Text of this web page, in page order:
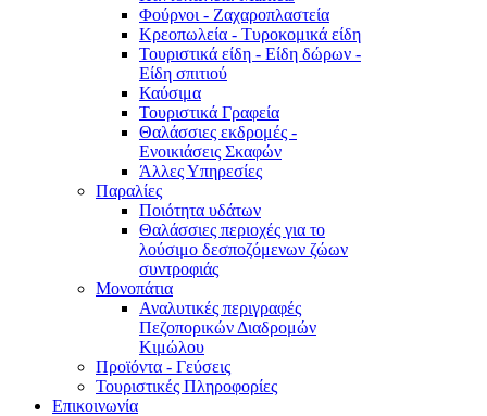
Φούρνοι - Ζαχαροπλαστεία
Κρεοπωλεία - Τυροκομικά είδη
Τουριστικά είδη - Είδη δώρων -
Είδη σπιτιού
Καύσιμα
Τουριστικά Γραφεία
Θαλάσσιες εκδρομές -
Ενοικιάσεις Σκαφών
Άλλες Υπηρεσίες
Παραλίες
Ποιότητα υδάτων
Θαλάσσιες περιοχές για το
λούσιμο δεσποζόμενων ζώων
συντροφιάς
Μονοπάτια
Αναλυτικές περιγραφές
Πεζοπορικών Διαδρομών
Κιμώλου
Προϊόντα - Γεύσεις
Τουριστικές Πληροφορίες
Επικοινωνία